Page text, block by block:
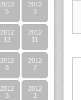
2013
5
2013
3
2012
12
2012
11
2012
8
2012
7
2012
3
2012
2